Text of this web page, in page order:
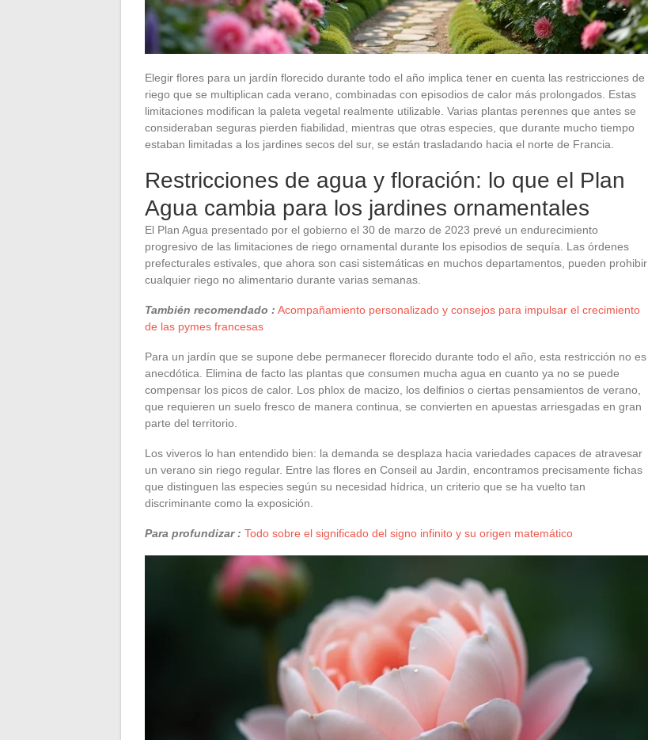
Elegir flores para un jardín florecido durante todo el año implica tener en cuenta las restricciones de
riego que se multiplican cada verano, combinadas con episodios de calor más prolongados. Estas
limitaciones modifican la paleta vegetal realmente utilizable. Varias plantas perennes que antes se
consideraban seguras pierden fiabilidad, mientras que otras especies, que durante mucho tiempo
estaban limitadas a los jardines secos del sur, se están trasladando hacia el norte de Francia.
Restricciones de agua y floración: lo que el Plan
Agua cambia para los jardines ornamentales
El Plan Agua presentado por el gobierno el 30 de marzo de 2023 prevé un endurecimiento
progresivo de las limitaciones de riego ornamental durante los episodios de sequía. Las órdenes
prefecturales estivales, que ahora son casi sistemáticas en muchos departamentos, pueden prohibir
cualquier riego no alimentario durante varias semanas.
También recomendado : Acompañamiento personalizado y consejos para impulsar el crecimiento
de las pymes francesas
Para un jardín que se supone debe permanecer florecido durante todo el año, esta restricción no es
anecdótica. Elimina de facto las plantas que consumen mucha agua en cuanto ya no se puede
compensar los picos de calor. Los phlox de macizo, los delfinios o ciertas pensamientos de verano,
que requieren un suelo fresco de manera continua, se convierten en apuestas arriesgadas en gran
parte del territorio.
Los viveros lo han entendido bien: la demanda se desplaza hacia variedades capaces de atravesar
un verano sin riego regular. Entre las flores en Conseil au Jardin, encontramos precisamente fichas
que distinguen las especies según su necesidad hídrica, un criterio que se ha vuelto tan
discriminante como la exposición.
Para profundizar : Todo sobre el significado del signo infinito y su origen matemático